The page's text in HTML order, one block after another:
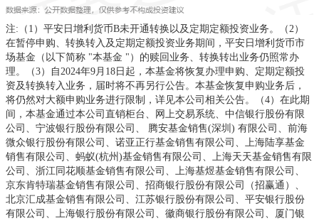
注:（1）平安日增利货币B未开通转换以及定期定额投资业务。（2）
在暂停申购、转换转入及定期定额投资业务期间，平安日增利货币市
场基金（以下简称 "本基金 "）的赎回业务、转换转出业务仍照常办
理。（3）自2024年9月18日起，本基金将恢复办理申购、定期定额投
资及转换转入业务，届时将不再另行公告。本基金恢复申购业务后，
将仍然对大额申购业务进行限制，详见本公司相关公告。（4）在此期
间，本基金通过本公司直销柜台、网上交易系统、中信银行股份有限
公司、宁波银行股份有限公司、 腾安基金销售(深圳) 有限公司、前海
微众银行股份有限公司、诺亚正行基金销售有限公司、上海陆享基金
销售有限公司、蚂蚁(杭州)基金销售有限公司、上海天天基金销售有限
公司、浙江同花顺基金销售有限公司、上海基煜基金销售有限公司、
京东肯特瑞基金销售有限公司、招商银行股份有限公司（招赢通）、
北京汇成基金销售有限公司、江苏银行股份有限公司、平安银行股份
有限公司、上海银行股份有限公司、徽商银行股份有限公司、厦门银